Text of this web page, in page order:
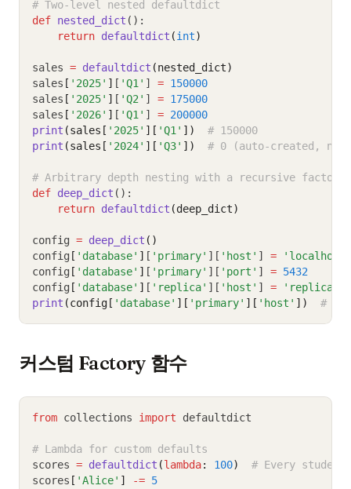
# Two-level nested defaultdict
def nested_dict ():
return defaultdict (int)
sales = defaultdict (nested_dict)
sales [ '2025' ] [ 'Q1' ] = 150000
sales [ '2025' ] [ 'Q2' ] = 175000
sales [ '2026' ] [ 'Q1' ] = 200000
print (sales[ '2025' ][ 'Q1' ])
# 150000
print (sales[ '2024' ][ 'Q3' ]) # 0 (auto-created, no
# Arbitrary depth nesting with a recursive factory
def deep_dict ():
return defaultdict (deep_dict)
config = deep_dict ()
config [ 'database' ] [ 'primary' ][ 'host' ] =
'localhost'
config [ 'database' ] [ 'primary' ][ 'port' ] = 5432
config [ 'database' ] [ 'replica' ][ 'host' ] =
print (config[ 'database' ][ 'primary' ][ 'host' ]) #
커스텀 Factory 함수
from collections import defaultdict
# Lambda for custom defaults
scores = defaultdict (lambda: 100)
# Every
scores [ 'Alice' ] -= 5